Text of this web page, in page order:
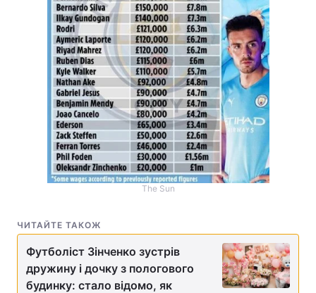
The Sun
ЧИТАЙТЕ ТАКОЖ
Футболіст Зінченко зустрів
дружину і дочку з пологового
будинку: стало відомо, як